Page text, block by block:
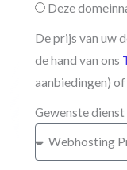
Deze
De prijs van uw
de hand van ons
aanbiedingen)
Gewenste dienst